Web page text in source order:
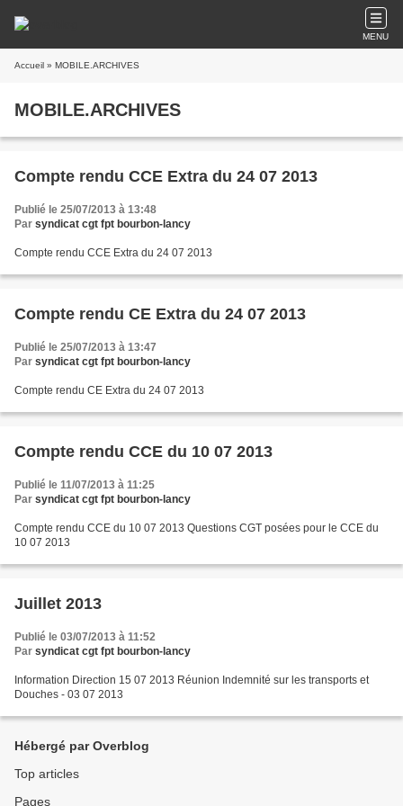
MENU
Accueil » MOBILE.ARCHIVES
MOBILE.ARCHIVES
Compte rendu CCE Extra du 24 07 2013
Publié le 25/07/2013 à 13:48
Par syndicat cgt fpt bourbon-lancy
Compte rendu CCE Extra du 24 07 2013
Compte rendu CE Extra du 24 07 2013
Publié le 25/07/2013 à 13:47
Par syndicat cgt fpt bourbon-lancy
Compte rendu CE Extra du 24 07 2013
Compte rendu CCE du 10 07 2013
Publié le 11/07/2013 à 11:25
Par syndicat cgt fpt bourbon-lancy
Compte rendu CCE du 10 07 2013 Questions CGT posées pour le CCE du
10 07 2013
Juillet 2013
Publié le 03/07/2013 à 11:52
Par syndicat cgt fpt bourbon-lancy
Information Direction 15 07 2013 Réunion Indemnité sur les transports et
Douches - 03 07 2013
Hébergé par Overblog
Top articles
Pages